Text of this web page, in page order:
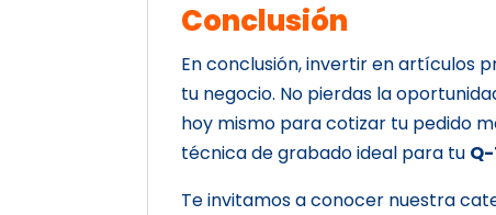
Conclusión
En conclusión, invertir en artículos
tu negocio. No pierdas la
hoy mismo para cotizar tu pedido
técnica de grabado ideal para tu
Te invitamos a conocer nuestra